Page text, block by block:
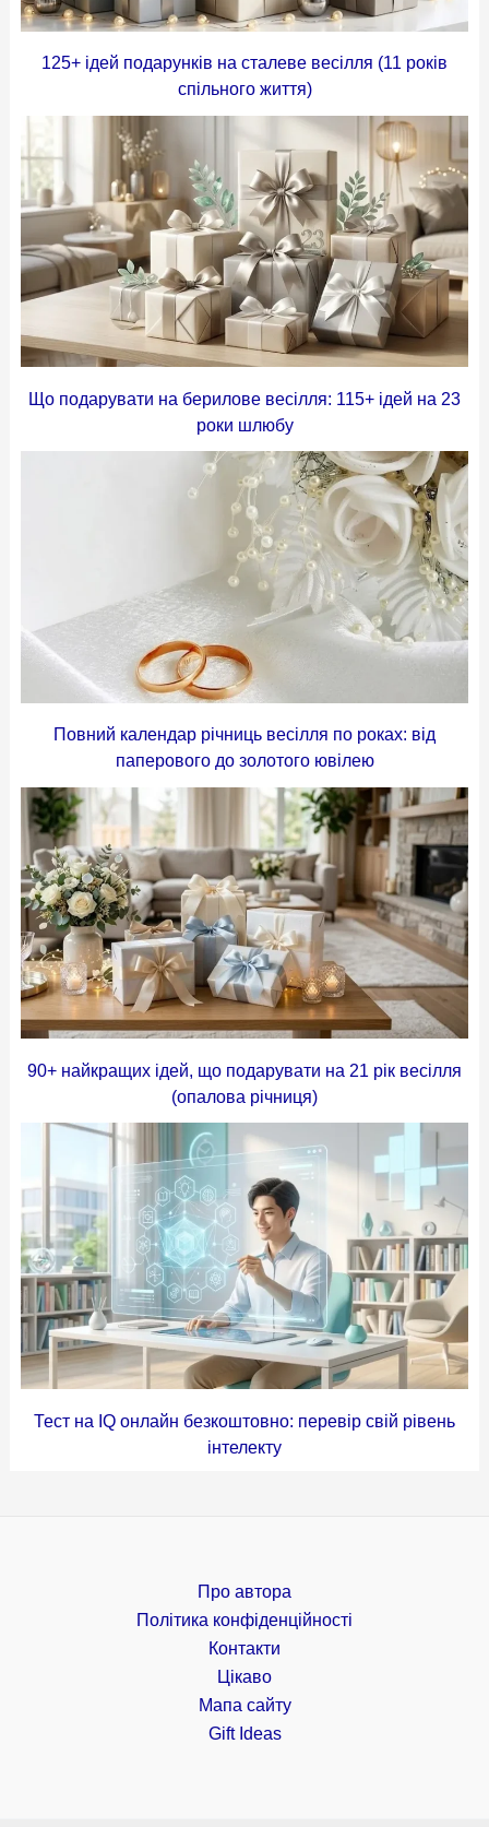
125+ ідей подарунків на сталеве весілля (11 років
спільного життя)
Що подарувати на берилове весілля: 115+ ідей на 23
роки шлюбу
Повний календар річниць весілля по роках: від
паперового до золотого ювілею
90+ найкращих ідей, що подарувати на 21 рік весілля
(опалова річниця)
Тест на IQ онлайн безкоштовно: перевір свій рівень
інтелекту
Про автора
Політика конфіденційності
Контакти
Цікаво
Мапа сайту
Gift Ideas